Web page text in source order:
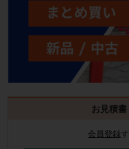
お見積
会員登録